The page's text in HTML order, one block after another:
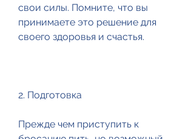
свои силы. Помните, что вы
принимаете это решение для
своего здоровья и счастья.
2. Подготовка
Прежде чем приступить к